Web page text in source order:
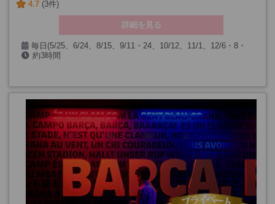
4.7 (3件)
詳細を見る
毎日(5/25、6/24、8/15、9/11・24、10/12、11/1、12/6・8・
25、1/6、およびサグラダ･ファミリア閉館日を除く)
約3時間